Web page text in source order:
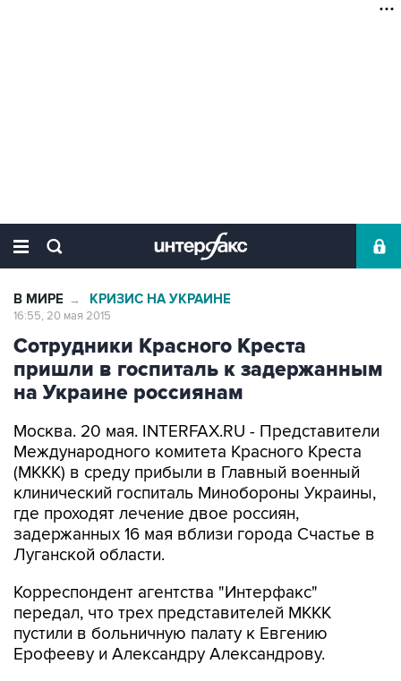
В МИРЕ → КРИЗИС НА УКРАИНЕ
16:55, 20 мая 2015
Сотрудники Красного Креста
пришли в госпиталь к задержанным
на Украине россиянам
Москва. 20 мая. INTERFAX.RU - Представители
Международного комитета Красного Креста
(МККК) в среду прибыли в Главный военный
клинический госпиталь Минобороны Украины,
где проходят лечение двое россиян,
задержанных 16 мая вблизи города Счастье в
Луганской области.
Корреспондент агентства "Интерфакс"
передал, что трех представителей МККК
пустили в больничную палату к Евгению
Ерофееву и Александру Александрову.